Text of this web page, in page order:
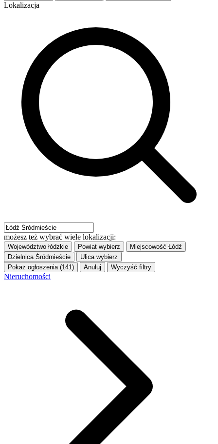
Lokalizacja
możesz też wybrać wiele lokalizacji:
Województwo łódzkie Powiat wybierz Miejscowość Łódź
Dzielnica Śródmieście Ulica wybierz
Pokaż ogłoszenia (141)
Anuluj Wyczyść filtry
Nieruchomości